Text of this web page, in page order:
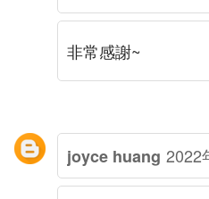
非常感謝~
joyce huang 2022